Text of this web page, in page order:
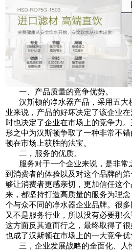
一、产品质量的竞争优势。
汉斯顿的净水器产品，采用五大
业来说，产品的好坏决定了该企业
时也决定了企业在市场上的竞争力
形之中为汉斯顿争取了一种非常不
顿在市场上获胜的法宝。
二，服务的优质。
服务对于一个企业来说，是非常
到消费者的体验以及对这个品牌的
够让消费者更感亲切，更加信任这
来，都坚持打造高质量的服务为理
个与众不同的净水器企业品牌。很
又不是服务行业，所以没有必要那
这方面反其道而行之，最终取得了
也成了汉斯顿在市场上的一大竞争优
三，企业发展战略的全面化、人